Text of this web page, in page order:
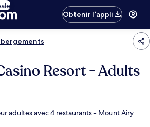
Obtenir l’appli
Resort - Adults
adultes avec 4 restaurants - Mount Airy